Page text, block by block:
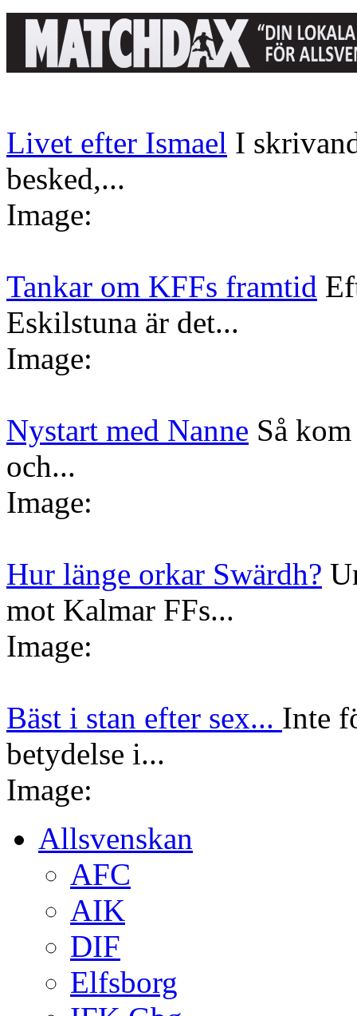
Livet efter Ismael I
besked,...
Image:
Tankar om KFFs framtid
Eskilstuna är det...
Image:
Nystart med Nanne Så
och...
Image:
Hur länge orkar Swärdh?
mot Kalmar FFs...
Image:
Bäst i stan efter sex... Inte
betydelse i...
Image:
Allsvenskan
AFC
AIK
DIF
Elfsborg